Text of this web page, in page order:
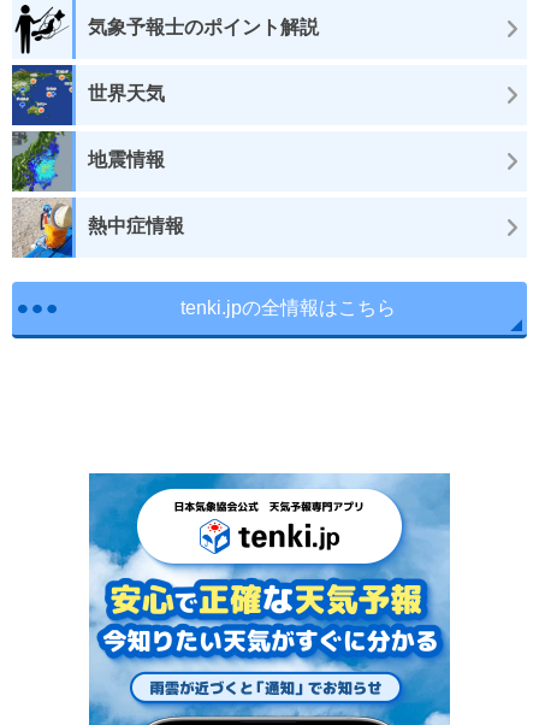
気象予報士のポイント解説
世界天気
地震情報
熱中症情報
tenki.jpの全情報はこちら